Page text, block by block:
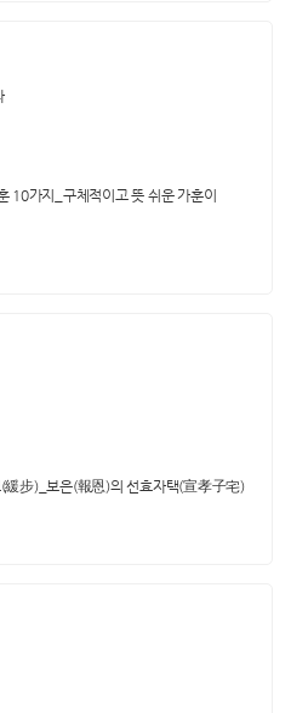
10가지_구체적이고 뜻 쉬운 가훈이
緩步)_보은(報恩)의 선효자택(宣孝子宅)